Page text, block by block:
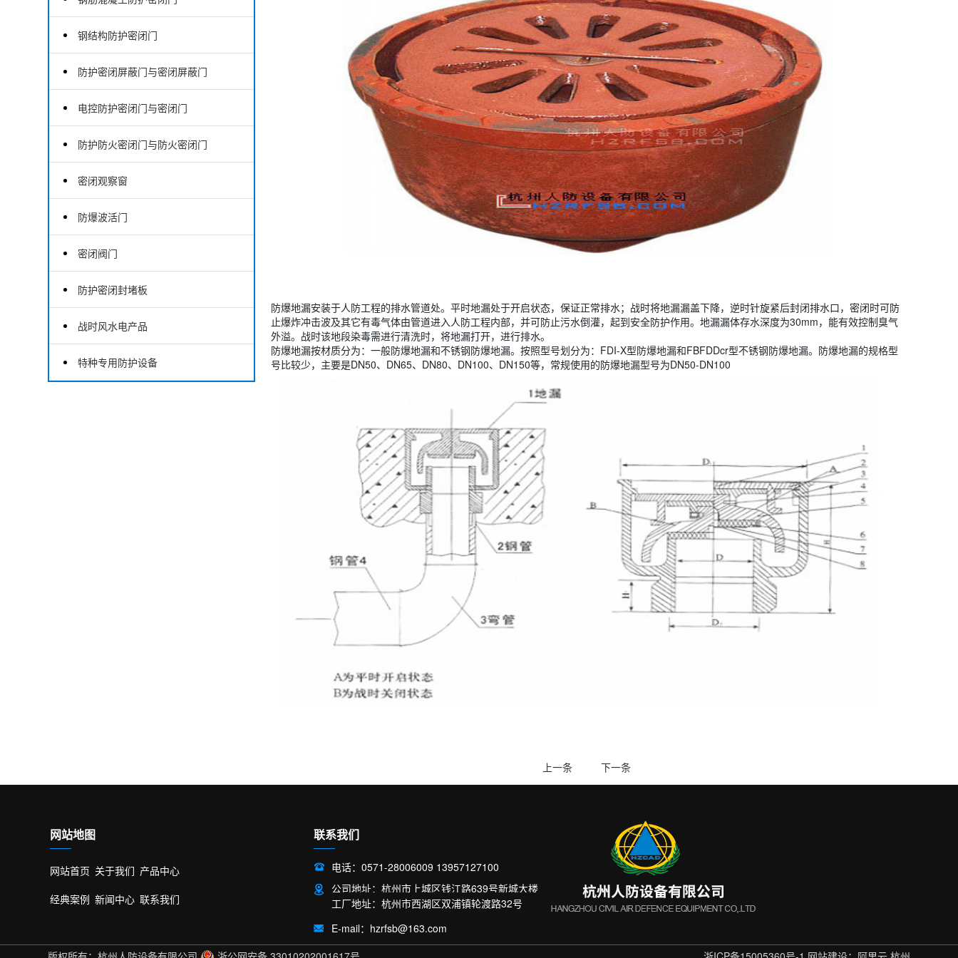
钢结构防护密闭门
防护密闭屏蔽门与密闭屏蔽门
电控防护密闭门与密闭门
防护防火密闭门与防火密闭门
密闭观察窗
防爆波活门
密闭阀门
防护密闭封堵板
战时风水电产品
特种专用防护设备
防爆地漏安装于人防工程的排水管道处。平时地漏处于开启状态，保证正常排水；战时将地漏漏盖下降，逆时针旋紧后封闭排水口，密闭时可防
止爆炸冲击波及其它有毒气体由管道进入人防工程内部，并可防止污水倒灌，起到安全防护作用。地漏漏体存水深度为30mm，能有效控制臭气
外溢。战时该地段染毒需进行清洗时，将地漏打开，进行排水。
防爆地漏按材质分为：一般防爆地漏和不锈钢防爆地漏。按照型号划分为：FDI-X型防爆地漏和FBFDDcr型不锈钢防爆地漏。防爆地漏的规格型
号比较少，主要是DN50、DN65、DN80、DN100、DN150等，常规使用的防爆地漏型号为DN50-DN100
上一条 下一条
网站地图
网站首页 关于我们 产品中心
经典案例 新闻中心 联系我们
联系我们
电话：0571-28006009 13957127100
公司地址：杭州市上城区钱江路639号新城大楼
工厂地址：杭州市西湖区双浦镇轮渡路32号
E-mail：hzrfsb@163.com